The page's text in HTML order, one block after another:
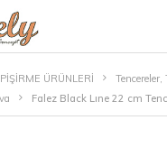
PİŞİRME ÜRÜNLERİ
Tencereler,
Falez Black Lıne 22 cm